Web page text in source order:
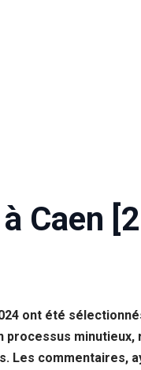
Caen
ont été
commentaires,